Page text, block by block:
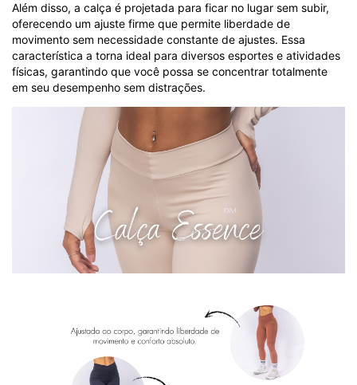
Além disso, a calça é projetada para ficar no lugar sem subir,
oferecendo um ajuste firme que permite liberdade de
movimento sem necessidade constante de ajustes. Essa
característica a torna ideal para diversos esportes e atividades
físicas, garantindo que você possa se concentrar totalmente
em seu desempenho sem distrações.